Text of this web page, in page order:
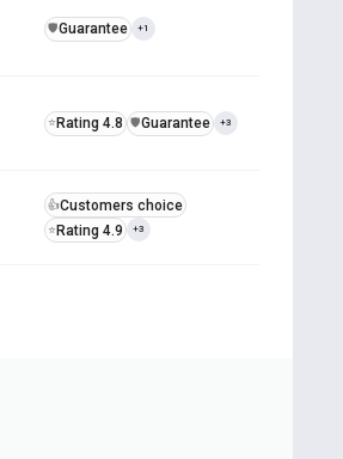
️🛡️Guarantee +1
⭐ Rating 4.8 ️🛡️Guarantee +3
👍Customers choice
⭐Rating 4.9 +3